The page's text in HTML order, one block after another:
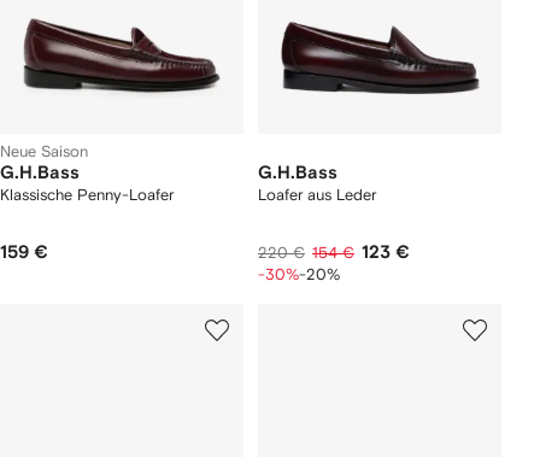
Neue Saison
G.H.Bass
Klassische Penny-Loafer
159 €
G.H.Bass
Loafer aus Leder
220 € 154 € 123 €
-30%-20%